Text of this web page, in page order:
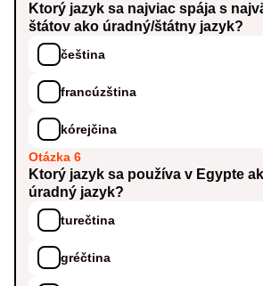
Ktorý jazyk sa najviac spája s
štátov ako úradný/štátny jazyk?
čeština
francúzština
kórejčina
Otázka 6
Ktorý jazyk sa používa v Egypte
úradný jazyk?
turečtina
gréčtina